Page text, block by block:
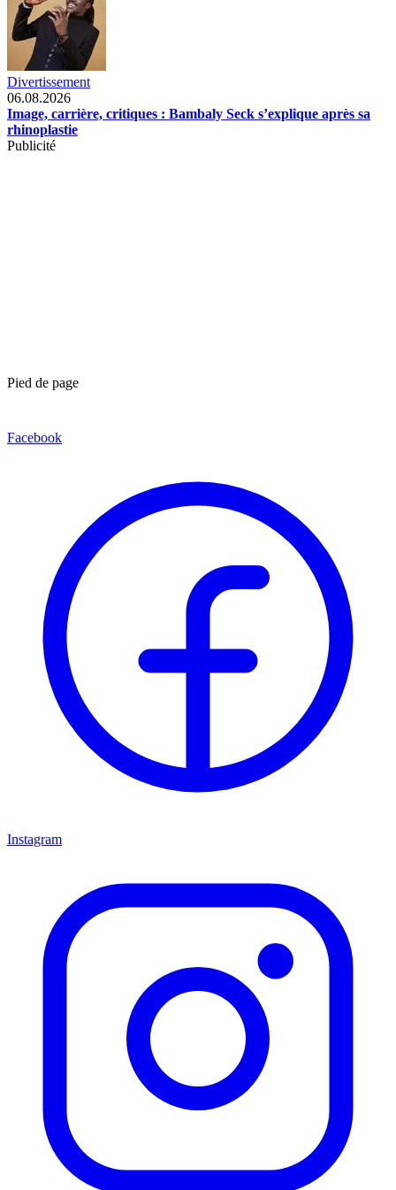
Divertissement
06.08.2026
Image, carrière, critiques : Bambaly Seck s’explique après sa
rhinoplastie
Publicité
Pied de page
Facebook
Instagram